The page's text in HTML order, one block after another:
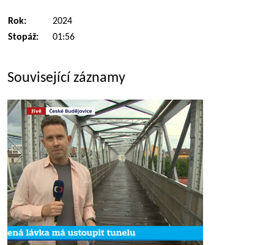
Rok:
2024
Stopáž:
01:56
Související záznamy